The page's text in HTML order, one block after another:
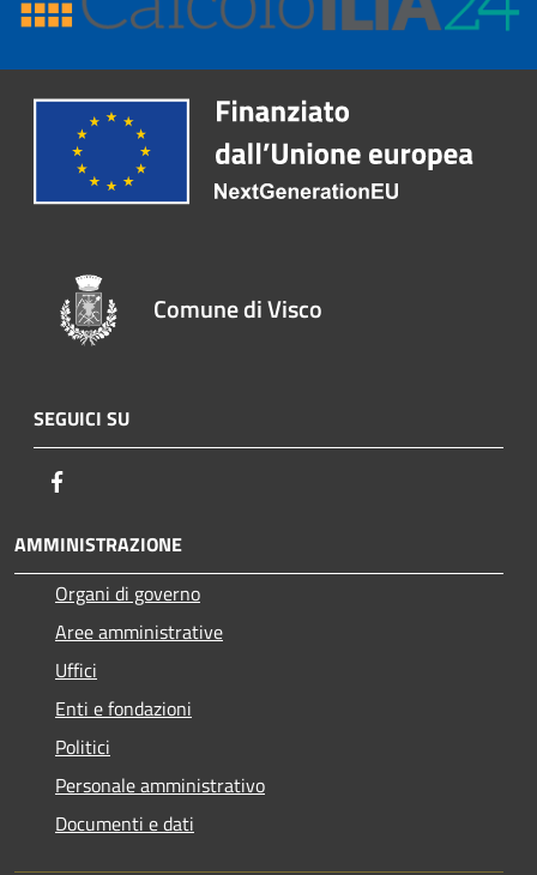
Comune di Visco
SEGUICI SU
AMMINISTRAZIONE
Organi di governo
Aree amministrative
Uffici
Enti e fondazioni
Politici
Personale amministrativo
Documenti e dati